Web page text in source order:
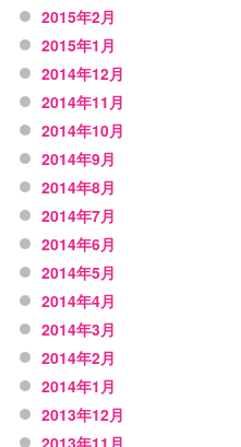
2015年2月
2015年1月
2014年12月
2014年11月
2014年10月
2014年9月
2014年8月
2014年7月
2014年6月
2014年5月
2014年4月
2014年3月
2014年2月
2014年1月
2013年12月
2013年11月